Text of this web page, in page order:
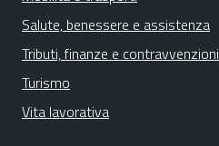
Salute, benessere e assistenza
Tributi, finanze e contravvenzioni
Turismo
Vita lavorativa